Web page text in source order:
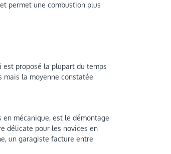
permet une combustion plus
proposé la plupart du temps
la moyenne constatée
mécanique, est le démontage
délicate pour les novices en
un garagiste facture entre